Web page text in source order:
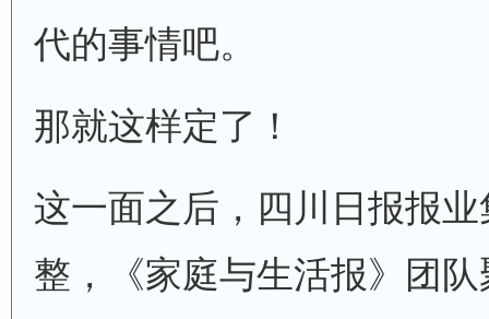
代的事情吧。
那就这样定了！
这一面之后，四川日报报
整，《家庭与生活报》团